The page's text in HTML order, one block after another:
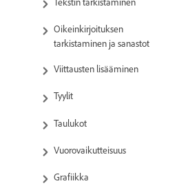
Tekstin tarkistaminen
Oikeinkirjoituksen
tarkistaminen ja sanastot
Viittausten lisääminen
Tyylit
Taulukot
Vuorovaikutteisuus
Grafiikka